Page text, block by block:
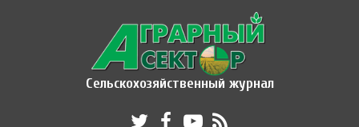
Сельскохозяйственный журнал